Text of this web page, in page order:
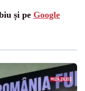
și pe Google